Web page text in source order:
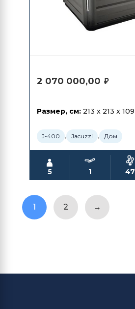
2 070 000,00 ₽
Размер, см: 213 x 213 x 109
J-400 , Jacuzzi , Дом
5 1 47
1 2 →